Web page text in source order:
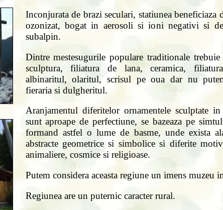
Inconjurata de brazi seculari, statiunea beneficiaza
ozonizat, bogat in aerosoli si ioni negativi si
subalpin.
Dintre mestesugurile populare traditionale trebuie
sculptura, filiatura de lana, ceramica,
albinaritul, olaritul, scrisul pe oua dar nu
fieraria si dulgheritul.
Aranjamentul diferitelor ornamentele sculptate
sunt aproape de perfectiune, se bazeaza pe
formand astfel o lume de basme, unde exista
abstracte geometrice si simbolice si diferite
animaliere, cosmice si religioase.
Putem considera aceasta regiune un imens muzeu
Regiunea are un puternic caracter rural.